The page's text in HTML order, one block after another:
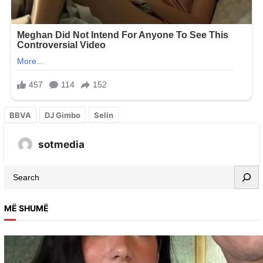
BBVA DJ Gimbo Selin
sotmedia
MË SHUMË